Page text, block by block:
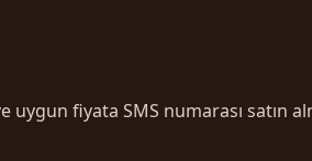
uygun fiyata SMS numarası satın